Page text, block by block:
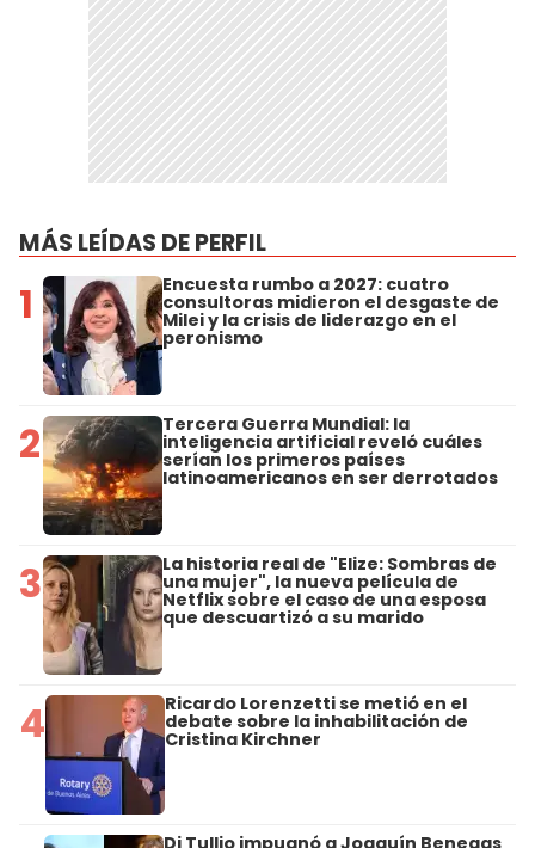
MÁS LEÍDAS DE PERFIL
1 Encuesta rumbo a 2027: cuatro
consultoras midieron el desgaste de
Milei y la crisis de liderazgo en el
peronismo
2 Tercera Guerra Mundial: la
inteligencia artificial reveló cuáles
serían los primeros países
latinoamericanos en ser derrotados
3 La historia real de "Elize: Sombras de
una mujer", la nueva película de
Netflix sobre el caso de una esposa
que descuartizó a su marido
4 Ricardo Lorenzetti se metió en el
debate sobre la inhabilitación de
Cristina Kirchner
Di Tullio impugnó a Joaquín Benegas